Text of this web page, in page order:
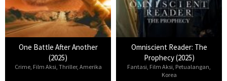
One Battle After Another
(2025)
Crime, Film Aksi Thriller, Amerika
Omniscient Reader: The
Prophecy (2025)
Fantasi Film Aksi Petualangan
Korea